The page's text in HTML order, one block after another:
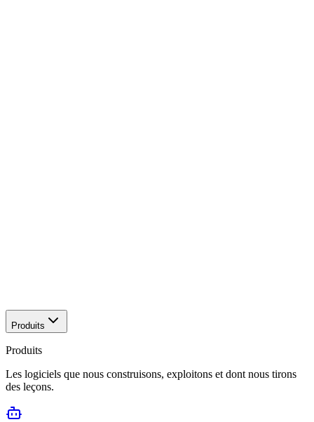
Produits
Produits
Les logiciels que nous construisons, exploitons et dont nous tirons
des leçons.